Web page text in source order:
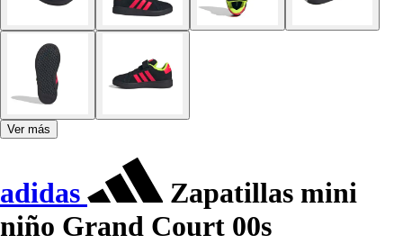
Ver más
adidas
Zapatillas mini
niño Grand Court 00s